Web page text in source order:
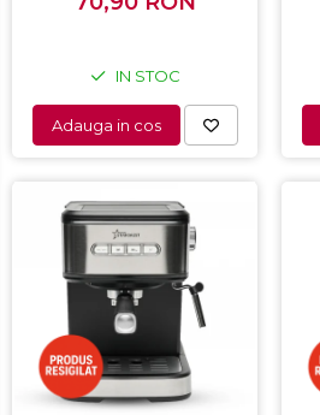
Alte obiecte sanitare
IN STOC
Adauga in cos